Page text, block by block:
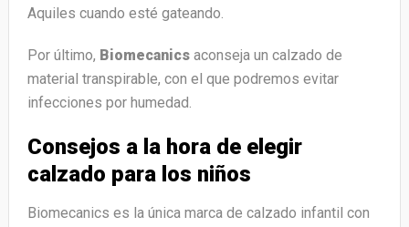
Aquiles cuando esté gateando.
Por último, Biomecanicsaconseja un calzado de
material transpirable, con el que podremos evitar
infecciones por humedad.
Consejos a la hora de elegir
calzado para los niños
Biomecanics es la única marca de calzado infantil con